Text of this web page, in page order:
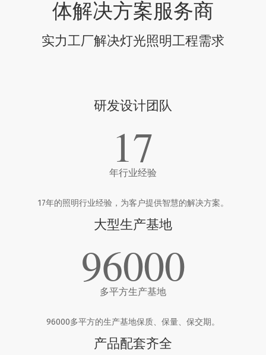
体解决方案服务商
实力工厂解决灯光照明工程需求
研发设计团队
17
年行业经验
17年的照明行业经验，为客户提供智慧的解决方案。
大型生产基地
96000
多平方生产基地
96000多平方的生产基地保质、保量、保交期。
产品配套齐全